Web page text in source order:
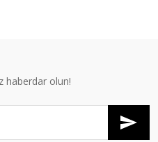
haberdar olun!